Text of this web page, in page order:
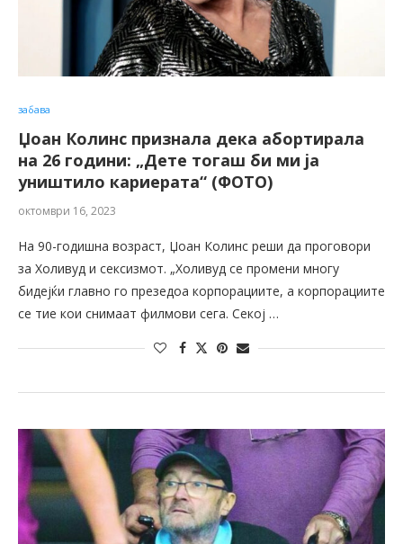
забава
Џоан Колинс признала дека абортирала
на 26 години: „Дете тогаш би ми ја
уништило кариерата“ (ФОТО)
октомври 16, 2023
На 90-годишна возраст, Џоан Колинс реши да проговори
за Холивуд и сексизмот. „Холивуд се промени многу
бидејќи главно го презедоа корпорациите, а корпорациите
се тие кои снимаат филмови сега. Секој …